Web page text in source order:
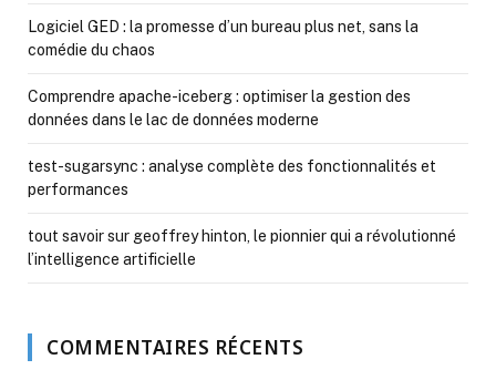
Logiciel GED : la promesse d’un bureau plus net, sans la
comédie du chaos
Comprendre apache-iceberg : optimiser la gestion des
données dans le lac de données moderne
test-sugarsync : analyse complète des fonctionnalités et
performances
tout savoir sur geoffrey hinton, le pionnier qui a révolutionné
l’intelligence artificielle
COMMENTAIRES RÉCENTS